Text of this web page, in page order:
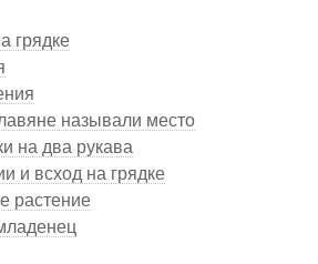
грядке
называли место
на два рукава
и всход на грядке
растение